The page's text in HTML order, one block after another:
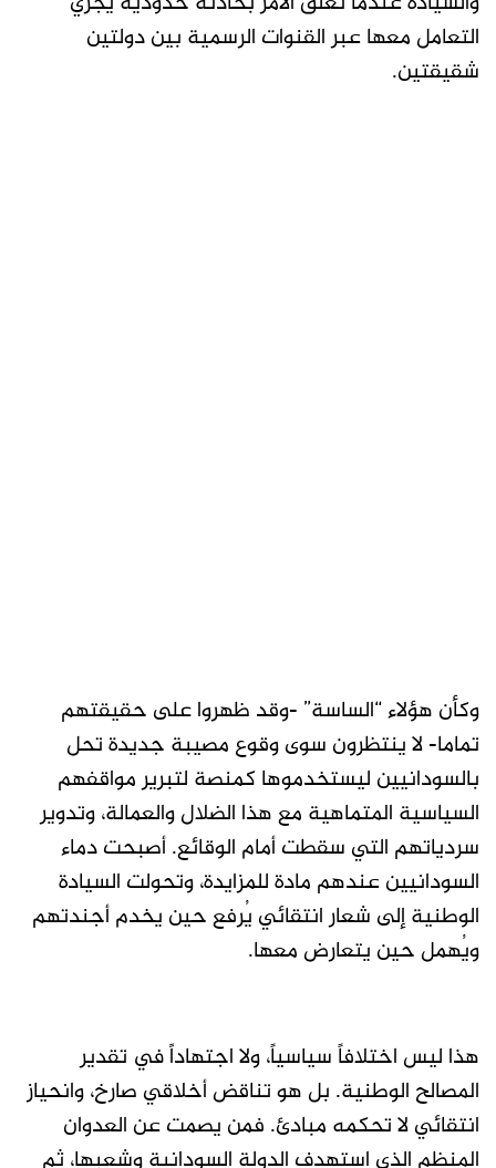
التعامل معها عبر القنوات الرسمية بين دولتين
شقيقتين.
وكأن هؤلاء “الساسة” -وقد ظهروا على حقيقتهم
تماما- لا ينتظرون سوى وقوع مصيبة جديدة تحل
بالسودانيين ليستخدموها كمنصة لتبرير مواقفهم
السياسية المتماهية مع هذا الضلال والعمالة، وتدوير
سردياتهم التي سقطت أمام الوقائع. أصبحت دماء
السودانيين عندهم مادة للمزايدة، وتحولت السيادة
الوطنية إلى شعار انتقائي يُرفع حين يخدم أجندتهم
ويُهمل حين يتعارض معها.
هذا ليس اختلافاً سياسياً، ولا اجتهاداً في تقدير
المصالح الوطنية. بل هو تناقض أخلاقي صارخ، وانحياز
انتقائي لا تحكمه مبادئ. فمن يصمت عن العدوان